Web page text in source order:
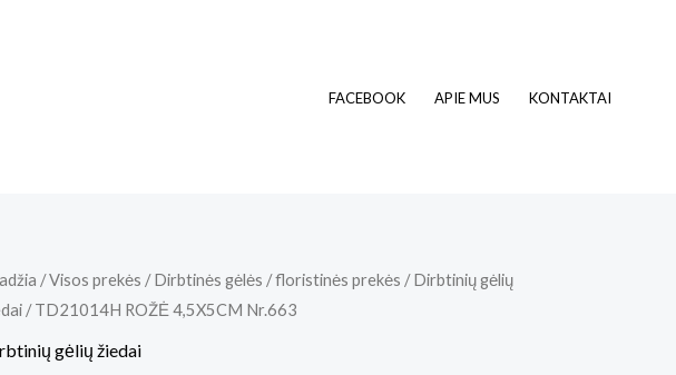
FACEBOOK APIE MUS KONTAKTAI
/Visos prekės /Dirbtinės gėlės / floristinės prekės /Dirbtinių gėlių
/ TD21014H ROŽĖ 4,5X5CM Nr.663
gėlių žiedai